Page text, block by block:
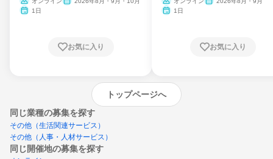
ム
1日
お気に入り
1日
お気に入り
トップページへ
同じ業種の募集を探す
その他（生活関連サービス）
その他（人事・人材サービス）
同じ開催地の募集を探す